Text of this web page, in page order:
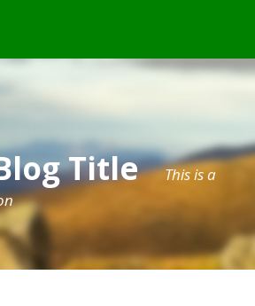
Title
This is a